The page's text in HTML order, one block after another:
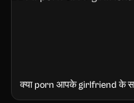
क्या porn आपके girlfriend के